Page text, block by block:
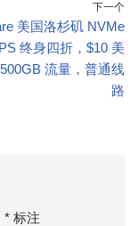
下一个
美国洛杉矶 NVMe
终身四折，$10 美
流量，普通线
路
* 标注